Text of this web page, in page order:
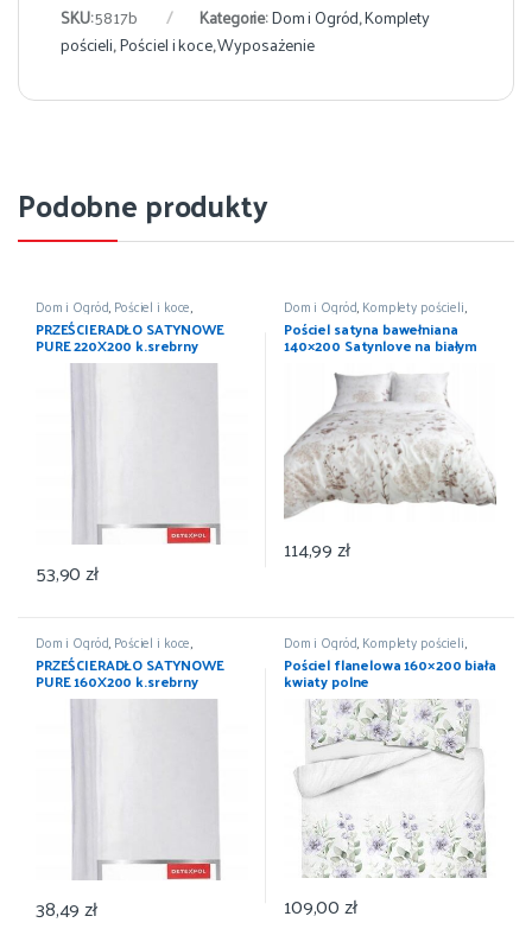
SKU:5817b Kategorie:Dom i Ogród,Komplety
pościeli,Pościel i koce,Wyposażenie
Podobne produkty
Dom i Ogród, Pościel i koce,
Prześcieradła ,Wyposażenie
PRZEŚCIERADŁO SATYNOWE
PURE 220X200 k.srebrny
DETEXPOL
53,90zł
Dom i Ogród, Komplety pościeli,
Pościel i koce ,Wyposażenie
Pościel satyna bawełniana
140×200 Satynlove na białym
tle liście 1534/1
114,99zł
Dom i Ogród, Pościel i koce,
Prześcieradła,Wyposażenie
PRZEŚCIERADŁO SATYNOWE
PURE 160X200 k.srebrny
DETEXPOL
38,49zł
Dom i Ogród, Komplety pościeli,
Pościel i koce ,Wyposażenie
Pościel flanelowa 160×200 biała
kwiaty polne
109,00zł